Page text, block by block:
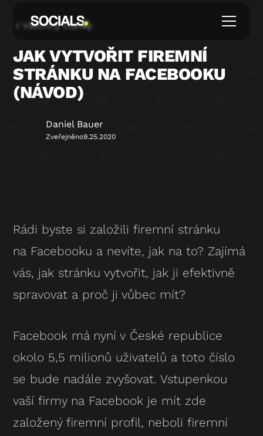
Všechny články
JAK VYTVOŘIT FIREMNÍ
STRÁNKU NA FACEBOOKU
(NÁVOD)
Daniel Bauer
Zveřejněno9.25.2020
Rádi byste si založili firemní stránku
na Facebooku a nevíte, jak na to? Zajímá
vás, jak stránku vytvořit, jak ji efektivně
spravovat a proč ji vůbec mít?
Facebook má nyní v České republice
okolo 5,5 milionů uživatelů a toto číslo
se bude nadále zvyšovat. Vstupenkou
vaší firmy na Facebook je mít zde
založený firemní profil, neboli firemní